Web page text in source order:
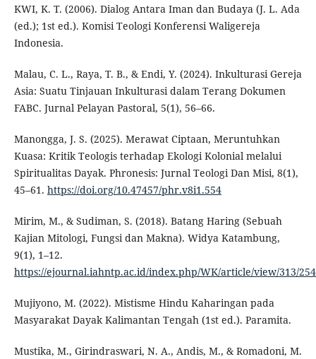
KWI, K. T. (2006). Dialog Antara Iman dan Budaya (J. L. Ada
(ed.); 1st ed.). Komisi Teologi Konferensi Waligereja
Indonesia.
Malau, C. L., Raya, T. B., & Endi, Y. (2024). Inkulturasi Gereja
Asia: Suatu Tinjauan Inkulturasi dalam Terang Dokumen
FABC. Jurnal Pelayan Pastoral, 5(1), 56–66.
Manongga, J. S. (2025). Merawat Ciptaan, Meruntuhkan
Kuasa: Kritik Teologis terhadap Ekologi Kolonial melalui
Spiritualitas Dayak. Phronesis: Jurnal Teologi Dan Misi, 8(1),
45–61. https://doi.org/10.47457/phr.v8i1.554
Mirim, M., & Sudiman, S. (2018). Batang Haring (Sebuah
Kajian Mitologi, Fungsi dan Makna). Widya Katambung,
9(1), 1–12.
https://ejournal.iahntp.ac.id/index.php/WK/article/view/313/254
Mujiyono, M. (2022). Mistisme Hindu Kaharingan pada
Masyarakat Dayak Kalimantan Tengah (1st ed.). Paramita.
Mustika, M., Girindraswari, N. A., Andis, M., & Romadoni, M.